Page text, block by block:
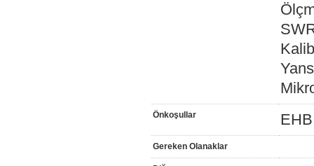
Önkoşullar
Gereken Olanaklar